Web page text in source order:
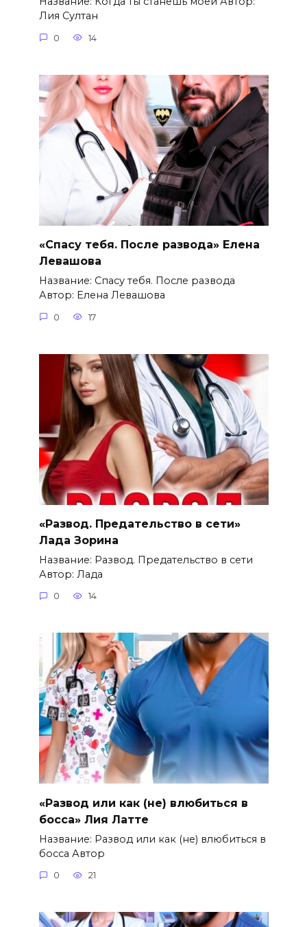
Лия Султан
0 14
«Спасу тебя. После развода» Елена
Левашова
Название: Спасу тебя. После развода
Автор: Елена Левашова
0 17
«Развод. Предательство в сети»
Лада Зорина
Название: Развод. Предательство в сети
Автор: Лада
0 14
«Развод или как (не) влюбиться в
босса» Лия Латте
Название: Развод или как (не) влюбиться в
босса Автор
0 21